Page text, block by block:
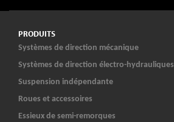
PRODUITS
Systèmes de direction mécanique
Systèmes de direction électro-hydrauliques
Suspension indépendante
Roues et accessoires
Essieux de semi-remorques